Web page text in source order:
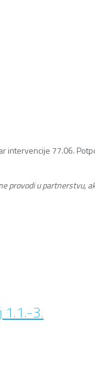
77.06.
provodi u partnerstvu,
1.1.-3.